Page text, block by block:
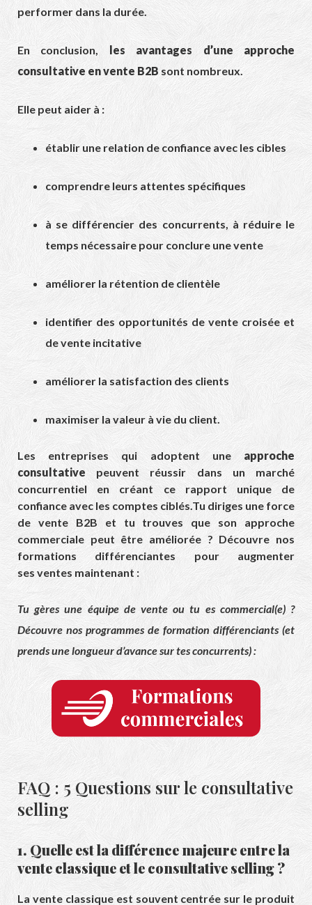
performer dans la durée.
En conclusion,
les avantages d’une approche
consultative en vente B2B sont nombreux.
Elle peut aider à :
établir une relation de confiance avec les cibles
comprendre leurs attentes spécifiques
à se différencier des concurrents, à réduire le
temps nécessaire pour conclure une vente
améliorer la rétention de clientèle
identifier des opportunités de vente croisée et
de vente incitative
améliorer la satisfaction des clients
maximiser la valeur à vie du client.
Les entreprises qui adoptent une approche
consultative peuvent réussir dans un marché
concurrentiel en créant ce rapport unique de
confiance avec les comptes ciblés.Tu diriges une force
de vente B2B et tu trouves que son approche
commerciale peut être améliorée ? Découvre nos
formations différenciantes pour augmenter
ses ventes maintenant :
Tu gères une équipe de vente ou tu es commercial(e) ?
Découvre nos programmes de formation différenciants (et
prends une longueur d’avance sur tes concurrents) :
FAQ : 5 Questions sur le consultative
selling
1. Quelle est la différence majeure entre la
vente classique et le consultative selling ?
La vente classique est souvent centrée sur le produit